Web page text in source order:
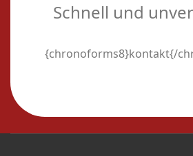
Schnell und
{chronoforms8}kontakt{/